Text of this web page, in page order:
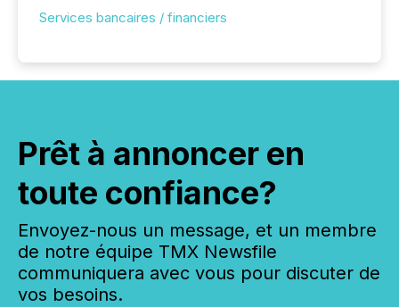
Services bancaires / financiers
Prêt à annoncer en
toute confiance?
Envoyez-nous un message, et un membre
de notre équipe TMX Newsfile
communiquera avec vous pour discuter de
vos besoins.